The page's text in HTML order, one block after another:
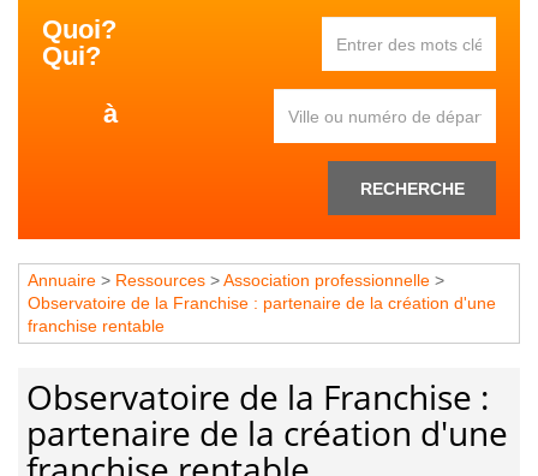
Quoi?
Qui?
à
RECHERCHE
Annuaire > Ressources >Association professionnelle >
Observatoire de la Franchise : partenaire de la création d'une
franchise rentable
Observatoire de la Franchise :
partenaire de la création d'une